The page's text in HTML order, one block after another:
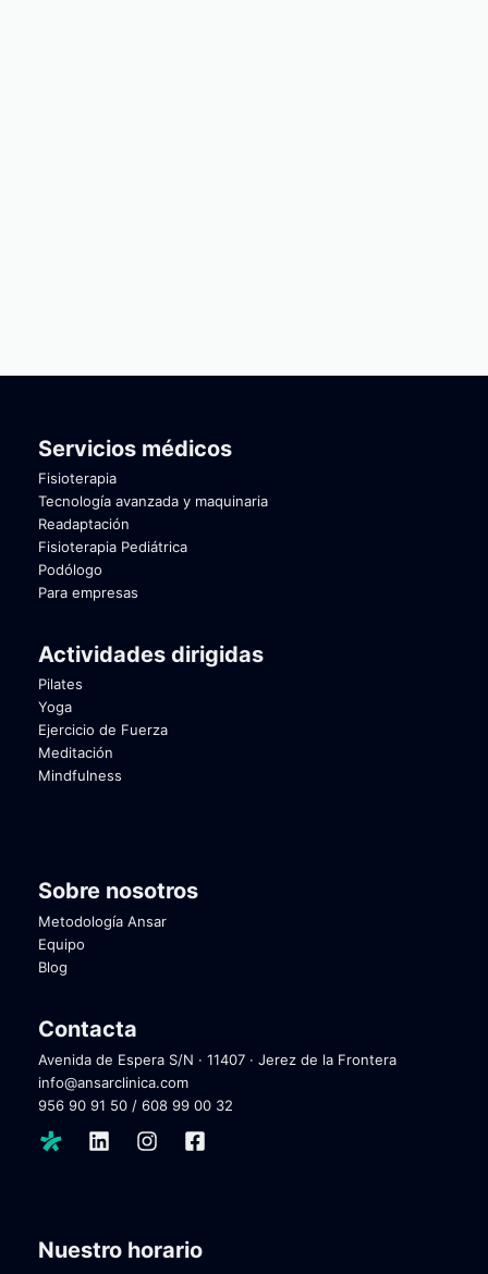
Servicios médicos
Fisioterapia
Tecnología avanzada y maquinaria
Readaptación
Fisioterapia Pediátrica
Podólogo
Para empresas
Actividades dirigidas
Pilates
Yoga
Ejercicio de Fuerza
Meditación
Mindfulness
Sobre nosotros
Metodología Ansar
Equipo
Blog
Contacta
Avenida de Espera S/N · 11407 · Jerez de la Frontera
info@ansarclinica.com
956 90 91 50 / 608 99 00 32
Nuestro horario